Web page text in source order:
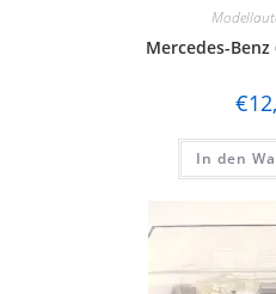
Mercedes-Benz
€
In den